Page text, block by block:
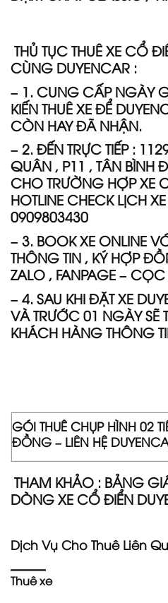
THỦ TỤC THUÊ XE CỔ
CÙNG DUYENCAR :
– 1. CUNG CẤP NGÀY
KIẾN THUÊ XE ĐỂ
CÒN HAY ĐÃ NHẬN.
– 2. ĐẾN TRỰC TIẾP :
QUÂN , P11 , TÂN BÌNH
CHO TRƯỜNG HỢP XE
HOTLINE CHECK LỊCH
0909803430
– 3. BOOK XE ONLINE
THÔNG TIN , KÝ HỢP
ZALO , FANPAGE –
– 4. SAU KHI ĐẶT XE
VÀ TRƯỚC 01 NGÀY SẼ
KHÁCH HÀNG THÔNG
GÓI THUÊ CHỤP HÌNH 02
ĐỒNG – LIÊN HỆ
THAM KHẢO : BẢNG
DÒNG XE CỔ ĐIỂN
Dịch Vụ Cho Thuê Liên
Thuê xe